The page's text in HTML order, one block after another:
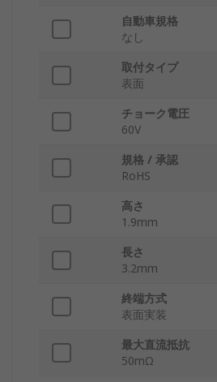
自動車規格
なし
取付タイプ
表面
チョーク電圧
60V
規格 / 承認
RoHS
高さ
1.9mm
長さ
3.2mm
終端方式
表面実装
最大直流抵抗
50mΩ